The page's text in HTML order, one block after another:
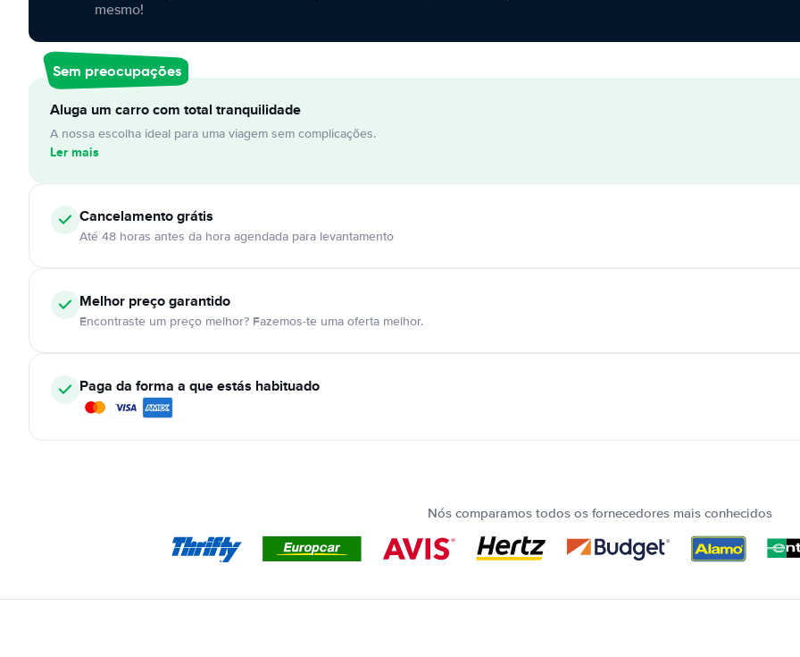
mesmo!
Sem preocupações
Aluga um carro com total tranquilidade
A nossa escolha ideal para uma viagem sem complicações.
Ler mais
Cancelamentográtis
Até 48 horas antes da hora agendada para levantamento
Melhor preço garantido
Encontraste um preço melhor? Fazemos-te uma oferta melhor.
Paga da forma a que estás habituado
Nós comparamos todos os fornecedores mais conhecidos